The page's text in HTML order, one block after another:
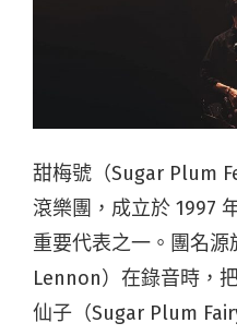
甜梅號（Sugar Plum
滾樂團，成立於 1997
重要代表之一。團名源
Lennon）在錄音時，
仙子（Sugar Plum